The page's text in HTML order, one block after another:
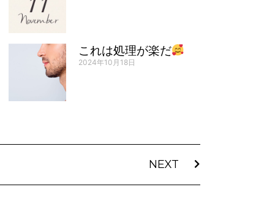
これは処理が楽だ
2024年10月18日
NEXT